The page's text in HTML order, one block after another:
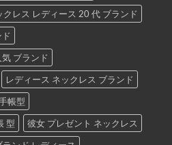
クレス レディース 20 代 ブランド
ブランド
レディース ネックレス ブランド
帳型
型
彼女 プレゼント ネックレス